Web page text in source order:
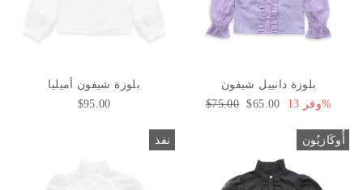
بلوزة شيفون أميليا
$95.00
بلوزة دانييل شيفون
السعر
$75.00 سعر
$65.00 وفر 13%
نفذ أُوكَازيُون